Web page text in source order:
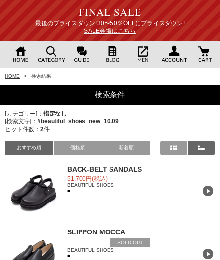
FINAL SALE
最後のプライスダウン!30〜50％OFFにプライスダウン!
SALE会場はこちら
HOME > 検索結果
検索条件
[カテゴリー]： 指定なし
[検索文字]： #beautiful_shoes_new_10.09
ヒット件数： 2件
おすすめ順 価格順 新着順
BACK-BELT SANDALS
51,700円(税込)
BEAUTIFUL SHOES
■
SLIPPON MOCCA
SOLD OUT
BEAUTIFUL SHOES
■